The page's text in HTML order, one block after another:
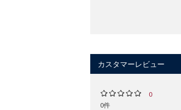
カスタマーレビュー
0
0件